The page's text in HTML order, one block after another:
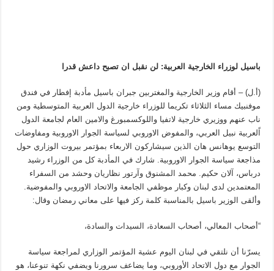
باسيل لوزراء الخارجية العربية: لن نقبل ان تصبح داعش قدرا
(أ.ل) – أقام وزير الخارجية والمغتربين جبران باسيل مأدبة إفطار في فندق
موفنبيك مساء الثلاثاء تكريما للوزراء خارجية الدول العربية المتوسطية ومن
ناب عنهم ووزيري خارجية لاتفيا واللوكسمبورغ والامين العام لجامعة الدول
اًلعربية نبيل العربي، والمفوض الاوروبي لسياسة الجوار الاوروبية ومفاوضات
التوسع يوهانس هان الذين سيشاركون الاربعاء بمؤتمر بيروت الوزاري حول
مذاجعة سياسة الجوار الاوروبية. شارك في المأدبة كل من الوزراء رشيد
درباس، آلان حكيم. محمد المشنوق وآرتور نظاريان وحشد من السفراء
المعتمدين لدى لبنان وكبار موظفي الجامعة والاتحاد الاوروبي والمفوضية.
وألقى الوزير باسيل بالمناسبة كلمة ركز فيها على معاني رمضان وقال:
“أصحاب المعالي، أصحاب السعادة، السيدات والسادة،
يسرّنا أن نلتقي في لبنان اليوم عشية المؤتمر الوزاري لمراجعة سياسة
الجوار مع دول الاتحاد الأوروبي، وما يضاعف سرورنا ويضفي نكهة تنوعنا، هو